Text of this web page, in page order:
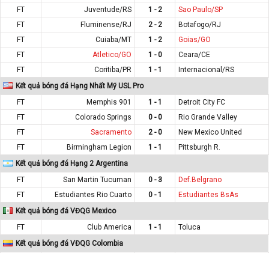
FT
Juventude/RS 1 - 2
Sao Paulo/SP
FT
Fluminense/RJ 2 - 2
Botafogo/RJ
FT
Cuiaba/MT 1 - 2
Goias/GO
FT
Atletico/GO 1 - 0
Ceara/CE
FT
Coritiba/PR 1 - 1
Internacional/RS
Kết quả bóng đá Hạng Nhất Mỹ USL Pro
FT
Memphis 901 1 - 1
Detroit City FC
FT
Colorado Springs 0 - 0
Rio Grande Valley
FT
Sacramento 2 - 0
New Mexico United
FT
Birmingham Legion 1 - 1
Pittsburgh R.
Kết quả bóng đá Hạng 2 Argentina
FT
San Martin Tucuman 0 - 3
Def.Belgrano
FT
Estudiantes Rio Cuarto 0 - 1
Estudiantes BsAs
Kết quả bóng đá VĐQG Mexico
FT
Club America 1 - 1
Toluca
Kết quả bóng đá VĐQG Colombia